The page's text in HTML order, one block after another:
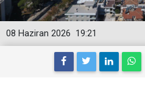
19:21
08 Haziran 2026